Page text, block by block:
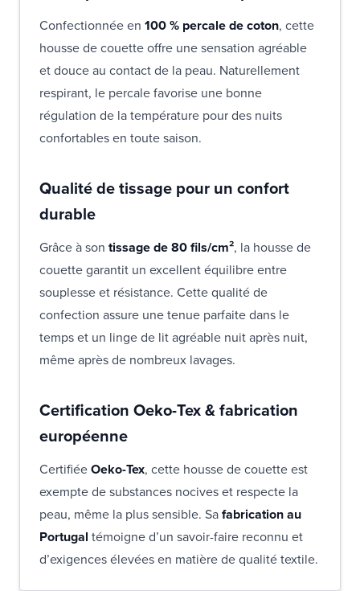
Confectionnée en 100 % percale de coton, cette
housse de couette offre une sensation agréable
et douce au contact de la peau. Naturellement
respirant, le percale favorise une bonne
régulation de la température pour des nuits
confortables en toute saison.
Qualité de tissage pour un confort
durable
Grâce à son tissage de 80 fils/cm², la housse de
couette garantit un excellent équilibre entre
souplesse et résistance. Cette qualité de
confection assure une tenue parfaite dans le
temps et un linge de lit agréable nuit après nuit,
même après de nombreux lavages.
Certification Oeko-Tex & fabrication
européenne
CertifiéeOeko-Tex, cette housse de couette est
exempte de substances nocives et respecte la
peau, même la plus sensible. Safabrication au
Portugal témoigne d’un savoir-faire reconnu et
d’exigences élevées en matière de qualité textile.